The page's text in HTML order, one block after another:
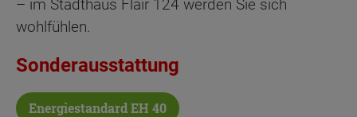
– im Stadthaus Flair 124 werden Sie sich
wohlfühlen.
Sonderausstattung
Energiestandard EH 40